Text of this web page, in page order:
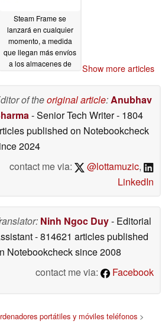
Steam Frame se
lanzará en cualquier
momento, a medida
que llegan más envíos
a los almacenes de
Show more articles
of theoriginal article:Anubhav
- Senior Tech Writer- 1804
published on Notebookcheck
2024
contact me via:
@lottamuzic,
LinkedIn
Ninh Ngoc Duy- Editorial
- 814621 articles published
Notebookchecksince 2008
contact me via:
Facebook
portátiles y móviles teléfonos >